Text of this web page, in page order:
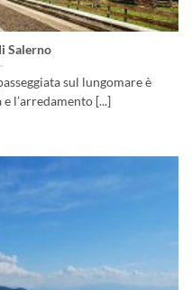
Salerno
sul lungomare è
l’arredamento [...]